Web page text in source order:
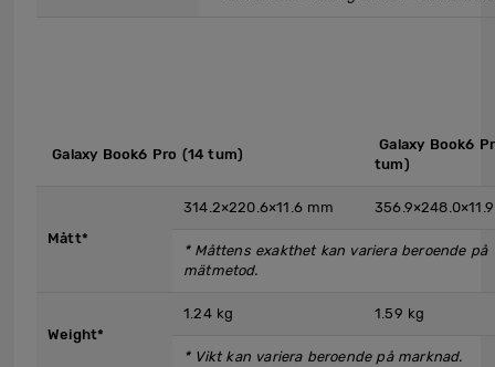
​ Galaxy Book6 Pro (14 tum)
Galaxy Book6
tum)
Mått*
314.2×220.6×11.6 mm
* Måttens exakthet kan variera beroende på
mätmetod.
Weight*
1.24 kg 1.59 kg
* Vikt kan variera beroende på marknad.